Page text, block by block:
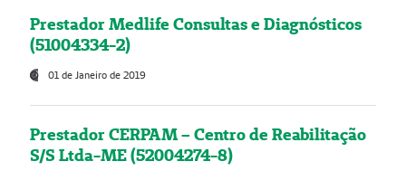
Prestador Medlife Consultas e Diagnósticos
(51004334-2)
01 de Janeiro de 2019
Prestador CERPAM – Centro de Reabilitação
S/S Ltda-ME (52004274-8)